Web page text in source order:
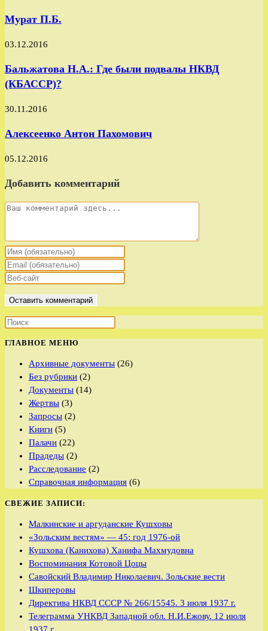
Мурат П.Б.
03.12.2016
Бальжатова Н.А.: Где были подвалы НКВД
(КБАССР)?
30.11.2016
Алексеенко Антон Пахомович
05.12.2016
Добавить комментарий
Комментарий
Введите
свое
имя
имя
пользователя,
чтобы
прокомментировать
Введите
свой
адрес,
чтобы
прокомментировать
Введите
вашего
веб-
сайта
(необязательно)
ГЛАВНОЕ МЕНЮ
Архивные документы (26)
Без рубрики (2)
Документы (14)
Жертвы (3)
Запросы (2)
Книги (5)
Палачи (22)
Прадеды (2)
Расследование (2)
Справочная информация (6)
СВЕЖИЕ ЗАПИСИ:
Малкинские и аргуданские Кушховы
«Зольским вестям» — 45: год 1976-ой
Кушхова (Канихова) Ханифа Махмудовна
Воспоминания Котовой Цоцы
Савойский Владимир Николаевич. Зольские вести
Шкиперовы
Директива НКВД СССР № 266/15545. 3 июля 1937 г.
Телеграмма УНКВД Западной обл. Н.И.Ежову. 12 июля